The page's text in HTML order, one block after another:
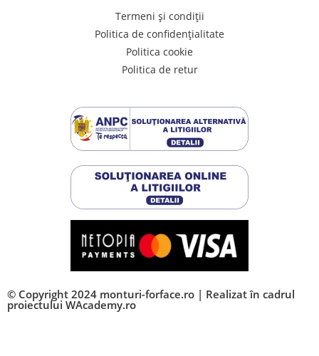
Termeni și condiții
Politica de confidențialitate
Politica cookie
Politica de retur
© Copyright 2024 monturi-forface.ro | Realizat în cadrul
proiectului WAcademy.ro